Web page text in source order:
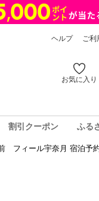
ヘルプ ご利
お気に入り
割引クーポン ふる
フィール宇奈月 宿泊予